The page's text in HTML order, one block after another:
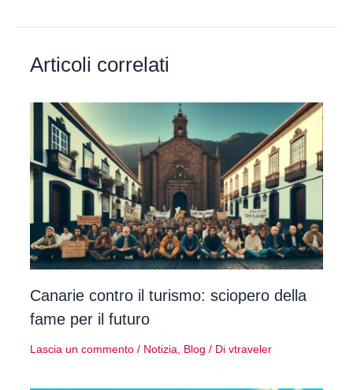
Articoli correlati
Canarie contro il turismo: sciopero della
fame per il futuro
Lascia un commento / Notizia, Blog / Di vtraveler